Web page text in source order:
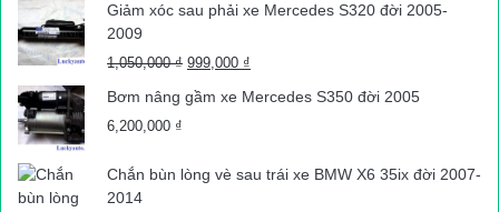
Giảm xóc sau phải xe Mercedes S320 đời 2005-
2009
1,050,000₫ Giá
là:
999,000 ₫
Bơm nâng gầm xe Mercedes S350 đời 2005
6,200,000 ₫
Chắn bùn lòng vè sau trái xe BMW X6 35ix đời 2007-
2014